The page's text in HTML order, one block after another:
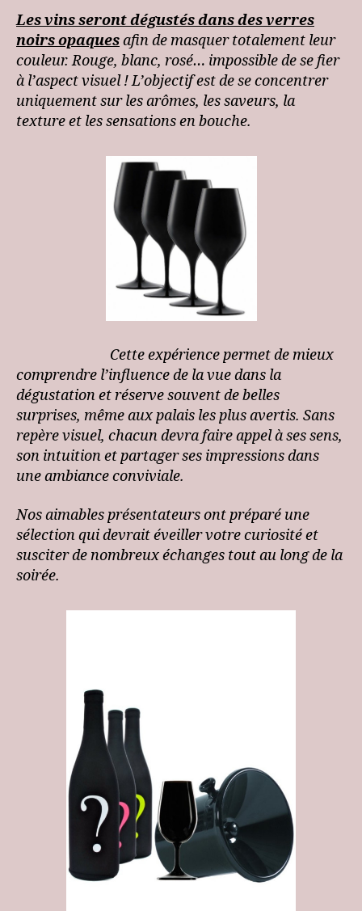
Les vins seront dégustés dans des verres
noirs opaquesafin de masquer totalement leur
couleur. Rouge, blanc, rosé… impossible de se fier
à l’aspect visuel ! L’objectif est de se concentrer
uniquement sur les arômes, les saveurs, la
texture et les sensations en bouche.
Cette expérience permet de mieux
comprendre l’influence de la vue dans la
dégustation et réserve souvent de belles
surprises, même aux palais les plus avertis. Sans
repère visuel, chacun devra faire appel à ses sens,
son intuition et partager ses impressions dans
une ambiance conviviale.
Nos aimables présentateurs ont préparé une
sélection qui devrait éveiller votre curiosité et
susciter de nombreux échanges tout au long de la
soirée.